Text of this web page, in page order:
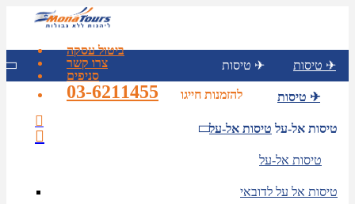
ביטול עסקה
צרו קשר
סניפים
להזמנות חייגו
03-6211455
טיסות ✈ טיסות ✈
טיסות ✈
טיסות אל-על טיסות אל-על
טיסות אל-על
טיסות אל על לדובאי